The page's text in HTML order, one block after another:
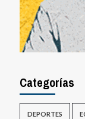
Categorías
DEPORTES